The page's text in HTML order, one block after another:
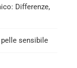
Differenze,
sensibile